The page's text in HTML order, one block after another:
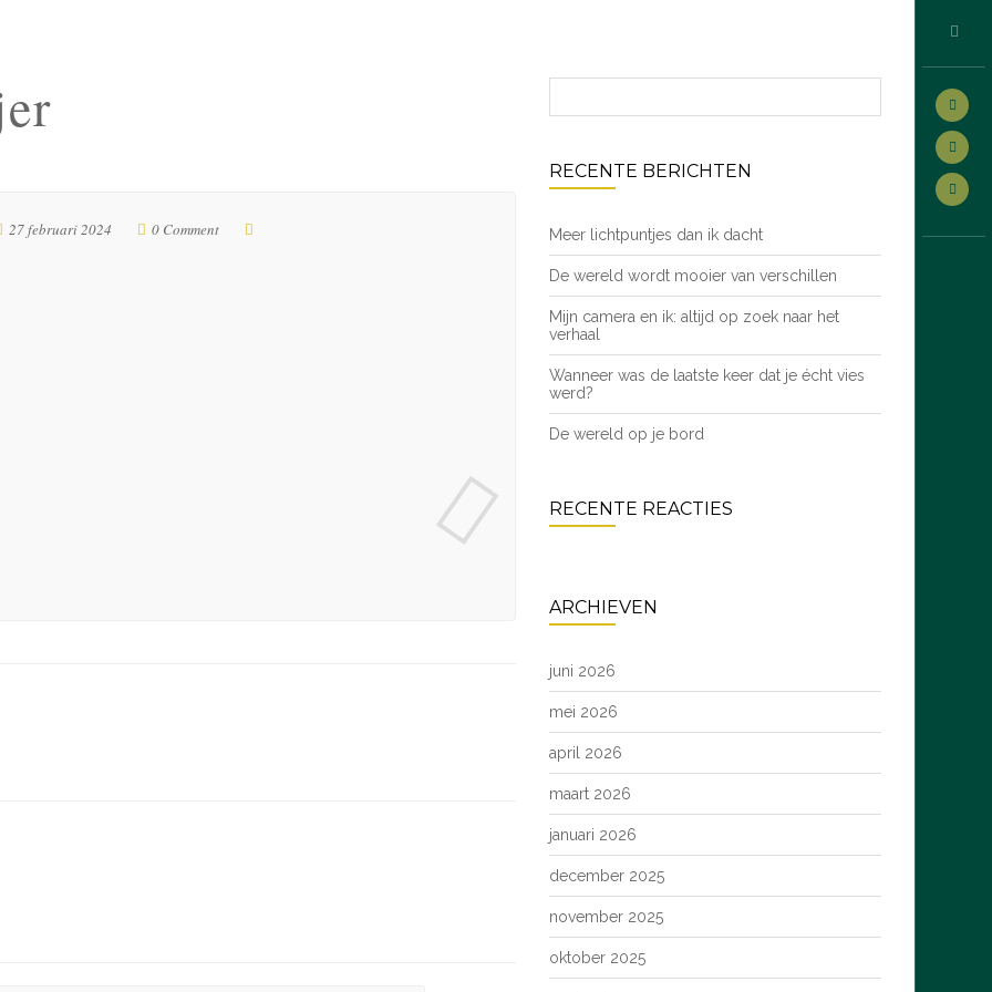
27 februari 2024 0 Comment
RECENTE BERICHTEN
Meer lichtpuntjes dan ik dacht
De wereld wordt mooier van verschillen
Mijn camera en ik: altijd op zoek naar het
verhaal
Wanneer was de laatste keer dat je écht vies
werd?
De wereld op je bord
RECENTE REACTIES
ARCHIEVEN
juni 2026
mei 2026
april 2026
maart 2026
januari 2026
december 2025
november 2025
oktober 2025